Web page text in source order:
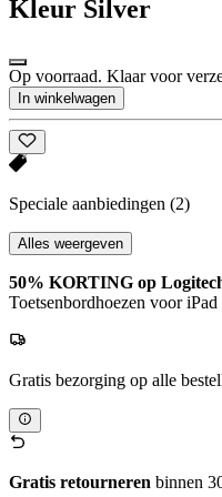
Kleur Silver
Op voorraad. Klaar voor
In winkelwagen
Speciale aanbiedingen (2)
Alles weergeven
50% KORTING op
Toetsenbordhoezen voor iPad
Gratis bezorging op alle
Gratis retourneren binnen